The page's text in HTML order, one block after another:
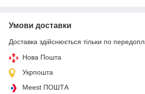
Умови доставки
Доставка здійснюється тільки по
Нова Пошта
Укрпошта
Meest ПОШТА